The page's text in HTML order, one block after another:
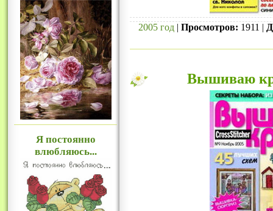
Я постоянно
влюбляюсь...
2005 год | Просмотров: 1911 |
Вышиваю